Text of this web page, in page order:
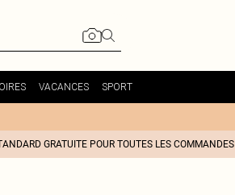
VACANCES SPORT
GRATUITE POUR TOUTES LES COMMANDES